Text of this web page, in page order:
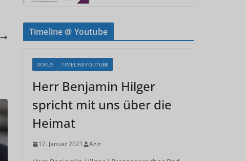
Timeline @ Youtube
DOKUS TIMELINEYOUTUBE
Herr Benjamin Hilger
spricht mit uns über die
Heimat
12. Januar 2021 Aziz